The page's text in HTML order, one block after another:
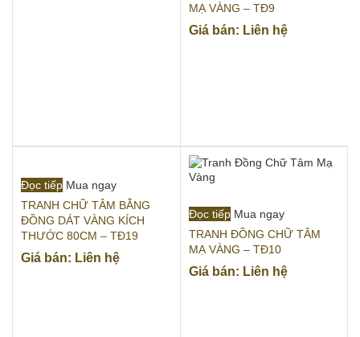
MẠ VÀNG – TĐ9
Giá bán: Liên hệ
Đọc tiếp Mua ngay
TRANH CHỮ TÂM BẰNG
ĐỒNG DÁT VÀNG KÍCH
THƯỚC 80CM – TĐ19
Giá bán: Liên hệ
Đọc tiếp Mua ngay
TRANH ĐỒNG CHỮ TÂM
MẠ VÀNG – TĐ10
Giá bán: Liên hệ